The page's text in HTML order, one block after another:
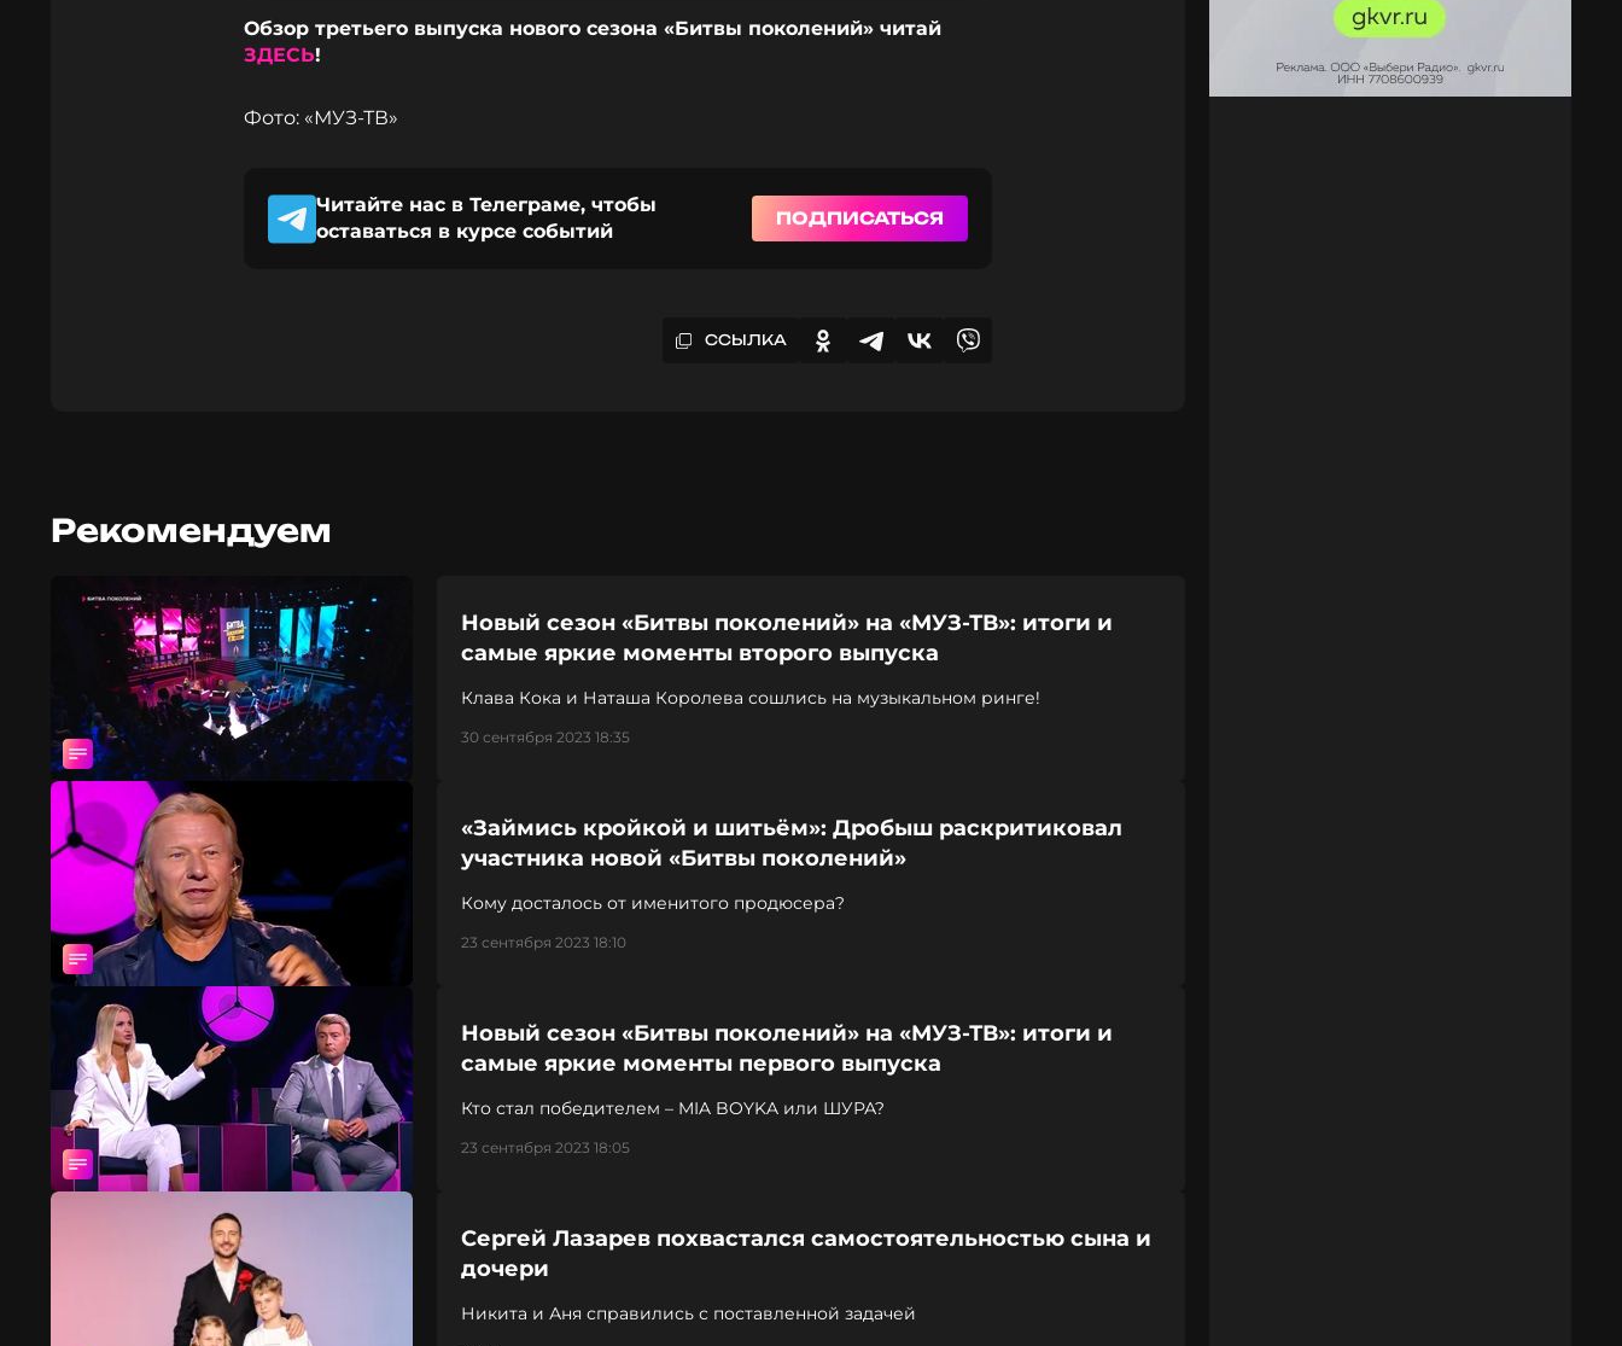
Обзор третьего выпуска нового сезона «Битвы поколений» читай
ЗДЕСЬ!
Фото: «МУЗ-ТВ»
Читайте нас в Телеграме, чтобы
оставаться в курсе событий
ПОДПИСАТЬСЯ
ССЫЛКА
Рекомендуем
Новый сезон «Битвы поколений» на «МУЗ-ТВ»: итоги и
самые яркие моменты второго выпуска
Клава Кока и Наташа Королева сошлись на музыкальном ринге!
30 сентября 2023 18:35
«Займись кройкой и шитьём»: Дробыш раскритиковал
участника новой «Битвы поколений»
Кому досталось от именитого продюсера?
23 сентября 2023 18:10
Новый сезон «Битвы поколений» на «МУЗ-ТВ»: итоги и
самые яркие моменты первого выпуска
Кто стал победителем – MIA BOYKA или ШУРА?
23 сентября 2023 18:05
Сергей Лазарев похвастался самостоятельностью сына и
дочери
Никита и Аня справились с поставленной задачей